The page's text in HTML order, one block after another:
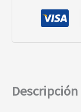
Descripción